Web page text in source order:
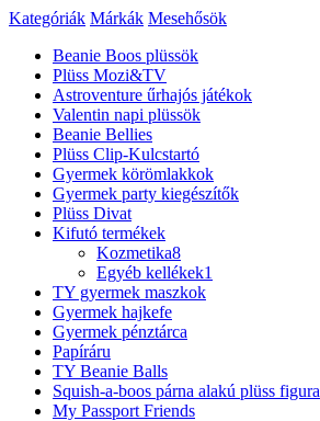
Kategóriák Márkák Mesehősök
Beanie Boos plüssök
Plüss Mozi&TV
Astroventure űrhajós játékok
Valentin napi plüssök
Beanie Bellies
Plüss Clip-Kulcstartó
Gyermek körömlakkok
Gyermek party kiegészítők
Plüss Divat
Kifutó termékek
Kozmetika8
Egyéb kellékek1
TY gyermek maszkok
Gyermek hajkefe
Gyermek pénztárca
Papíráru
TY Beanie Balls
Squish-a-boos párna alakú plüss figura
My Passport Friends